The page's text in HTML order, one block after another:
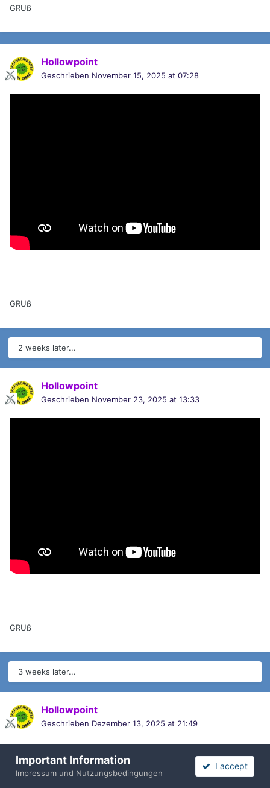
GRUß
Hollowpoint
Geschrieben November 15, 2025 at 07:28
GRUß
2 weeks later...
Hollowpoint
Geschrieben November 23, 2025 at 13:33
GRUß
3 weeks later...
Hollowpoint
Geschrieben Dezember 13, 2025 at 21:49
Important Information
Impressum und Nutzungsbedingungen
I accept
Nach oben / Back to Top